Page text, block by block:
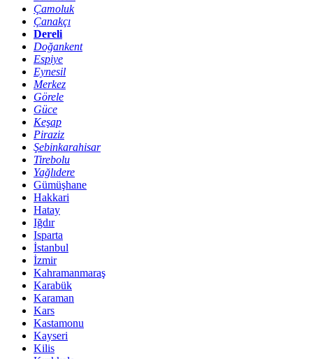
Çamoluk
Çanakçı
Dereli
Doğankent
Espiye
Eynesil
Merkez
Görele
Güce
Keşap
Piraziz
Şebinkarahisar
Tirebolu
Yağlıdere
Gümüşhane
Hakkari
Hatay
Iğdır
Isparta
İstanbul
İzmir
Kahramanmaraş
Karabük
Karaman
Kars
Kastamonu
Kayseri
Kilis